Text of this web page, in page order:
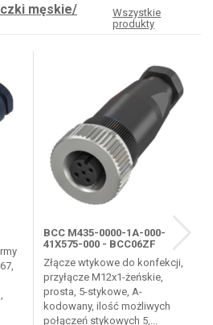
męskie/
Wszystkie
produkty
BCC M435-0000-1A-000-
41X575-000 - BCC06ZF
Złącze wtykowe do konfekcji,
przyłącze M12x1-żeńskie,
prosta, 5-stykowe, A-
kodowany, ilość możliwych
połączeń stykowych 5,...